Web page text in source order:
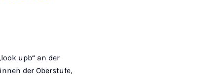
upb“ an der
der Oberstufe,